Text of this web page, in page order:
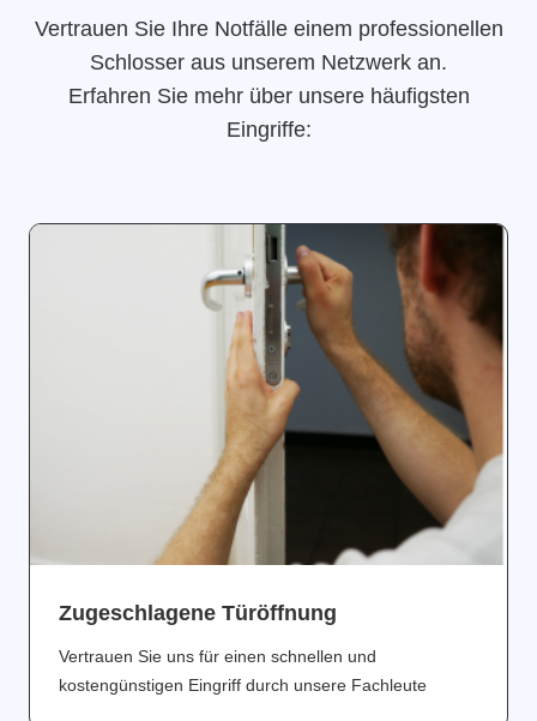
Vertrauen Sie Ihre Notfälle einem professionellen
Schlosser aus unserem Netzwerk an.
Erfahren Sie mehr über unsere häufigsten
Eingriffe:
Zugeschlagene Türöffnung
Vertrauen Sie uns für einen schnellen und
kostengünstigen Eingriff durch unsere Fachleute